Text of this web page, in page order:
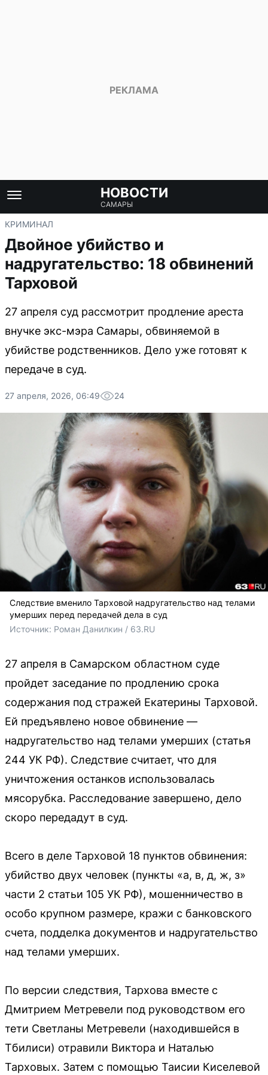
НОВОСТИ
САМАРЫ
КРИМИНАЛ
Двойное убийство и
надругательство: 18 обвинений
Тарховой
27 апреля суд рассмотрит продление ареста
внучке экс-мэра Самары, обвиняемой в
убийстве родственников. Дело уже готовят к
передаче в суд.
27 апреля, 2026, 06:49 24
Следствие вменило Тарховой надругательство над телами
умерших перед передачей дела в суд
Источник: Роман Данилкин / 63.RU
27 апреля в Самарском областном суде
пройдет заседание по продлению срока
содержания под стражей Екатерины Тарховой.
Ей предъявлено новое обвинение —
надругательство над телами умерших (статья
244 УК РФ). Следствие считает, что для
уничтожения останков использовалась
мясорубка. Расследование завершено, дело
скоро передадут в суд.
Всего в деле Тарховой 18 пунктов обвинения:
убийство двух человек (пункты «а, в, д, ж, з»
части 2 статьи 105 УК РФ), мошенничество в
особо крупном размере, кражи с банковского
счета, подделка документов и надругательство
над телами умерших.
По версии следствия, Тархова вместе с
Дмитрием Метревели под руководством его
тети Светланы Метревели (находившейся в
Тбилиси) отравили Виктора и Наталью
Тарховых. Затем с помощью Таисии Киселевой